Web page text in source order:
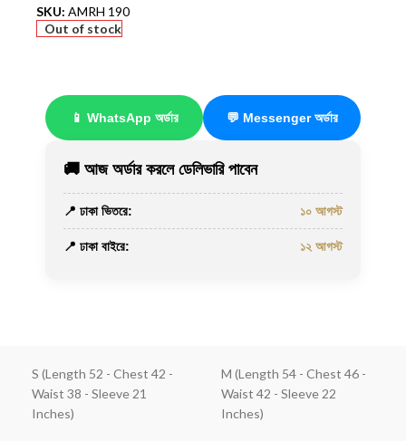
SKU: AMRH 190
Out of stock
📱 WhatsApp অর্ডার 💬 Messenger অর্ডার
🚚 আজ অর্ডার করলে ডেলিভারি পাবেন
📍 ঢাকা ভিতরে: ১০ আগস্ট
📍 ঢাকা বাইরে: ১২ আগস্ট
S (Length 52 - Chest 42 -
Waist 38 - Sleeve 21
Inches)
M (Length 54 - Chest 46 -
Waist 42 - Sleeve 22
Inches)